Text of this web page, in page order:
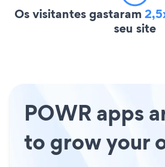
Os visitantes gastaram
seu site
POWR apps
to grow your